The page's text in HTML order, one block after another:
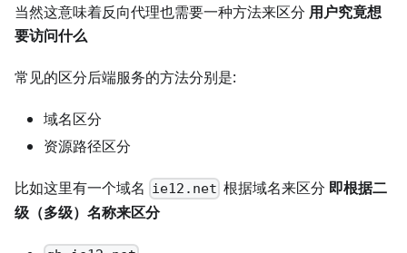
当然这意味着反向代理也需要一种方法来区分 用户究竟想
要访问什么
常见的区分后端服务的方法分别是:
域名区分
资源路径区分
比如这里有一个域名 ie12.net 根据域名来区分 即根据二
级（多级）名称来区分